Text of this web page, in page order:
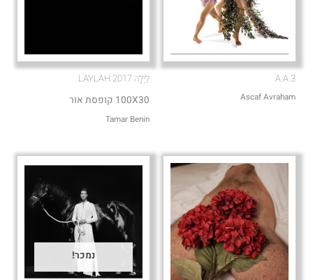
A.A.3
Ascaf Avraham
לַיְלָה LAYLAH 2017
100X30 קופסת אור
Tamar Benin
נמכר!